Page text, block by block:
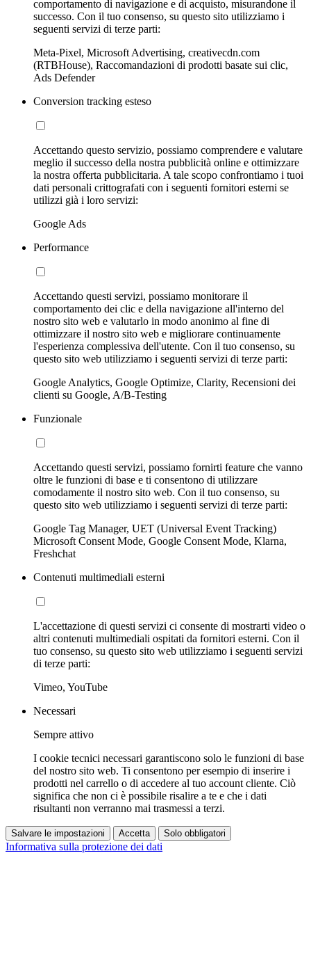
comportamento di navigazione e di acquisto, misurandone il
successo. Con il tuo consenso, su questo sito utilizziamo i
seguenti servizi di terze parti:
Meta-Pixel, Microsoft Advertising, creativecdn.com
(RTBHouse), Raccomandazioni di prodotti basate sui clic,
Ads Defender
Conversion tracking esteso
Accettando questo servizio, possiamo comprendere e valutare
meglio il successo della nostra pubblicità online e ottimizzare
la nostra offerta pubblicitaria. A tale scopo confrontiamo i tuoi
dati personali crittografati con i seguenti fornitori esterni se
utilizzi già i loro servizi:
Google Ads
Performance
Accettando questi servizi, possiamo monitorare il
comportamento dei clic e della navigazione all'interno del
nostro sito web e valutarlo in modo anonimo al fine di
ottimizzare il nostro sito web e migliorare continuamente
l'esperienza complessiva dell'utente. Con il tuo consenso, su
questo sito web utilizziamo i seguenti servizi di terze parti:
Google Analytics, Google Optimize, Clarity, Recensioni dei
clienti su Google, A/B-Testing
Funzionale
Accettando questi servizi, possiamo fornirti feature che vanno
oltre le funzioni di base e ti consentono di utilizzare
comodamente il nostro sito web. Con il tuo consenso, su
questo sito web utilizziamo i seguenti servizi di terze parti:
Google Tag Manager, UET (Universal Event Tracking)
Microsoft Consent Mode, Google Consent Mode, Klarna,
Freshchat
Contenuti multimediali esterni
L'accettazione di questi servizi ci consente di mostrarti video o
altri contenuti multimediali ospitati da fornitori esterni. Con il
tuo consenso, su questo sito web utilizziamo i seguenti servizi
di terze parti:
Vimeo, YouTube
Necessari
Sempre attivo
I cookie tecnici necessari garantiscono solo le funzioni di base
del nostro sito web. Ti consentono per esempio di inserire i
prodotti nel carrello o di accedere al tuo account cliente. Ciò
significa che non ci è possibile risalire a te e che i dati
risultanti non verranno mai trasmessi a terzi.
Salvare le impostazioni Accetta Solo obbligatori
Informativa sulla protezione dei dati